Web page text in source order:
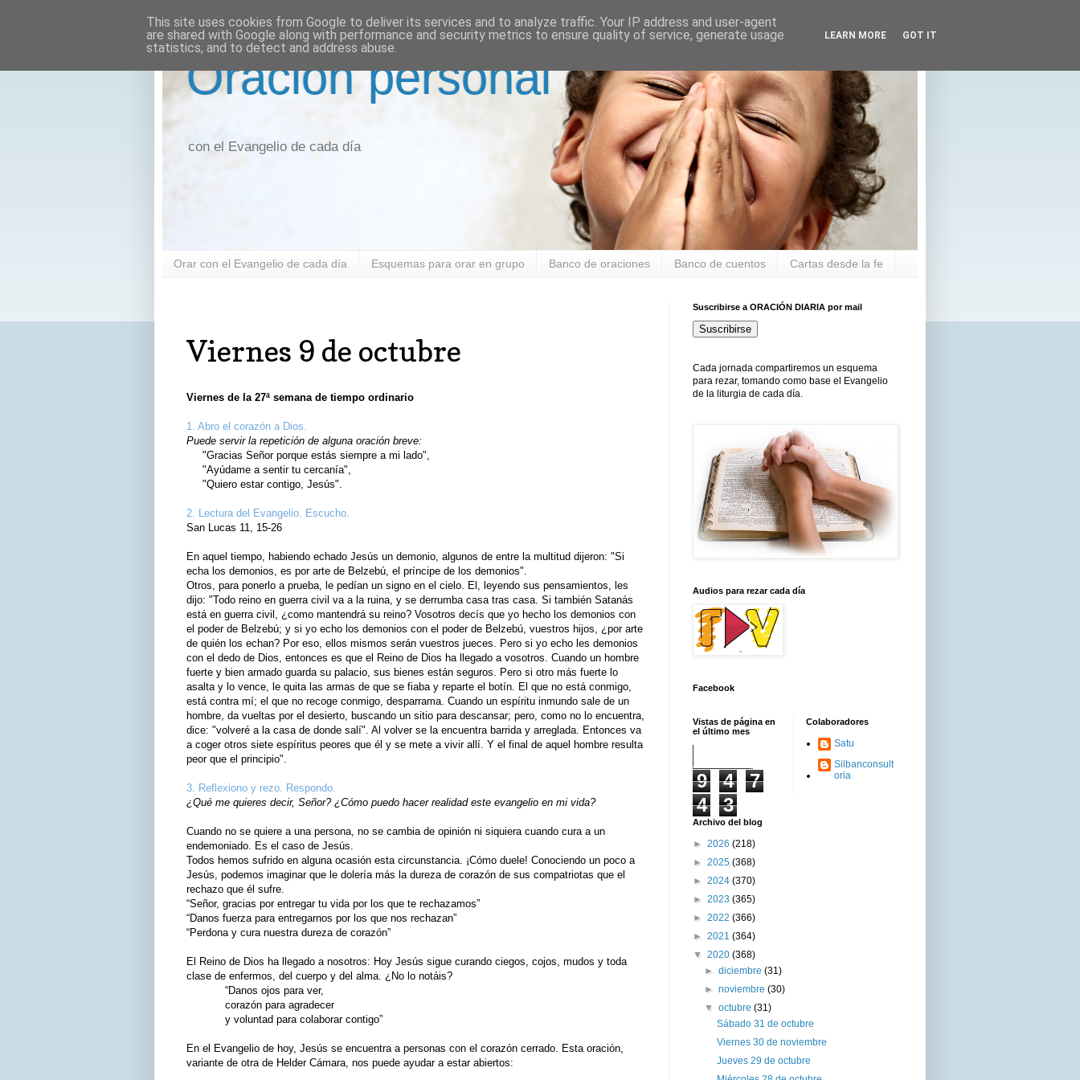
Oración personal
con el Evangelio de cada día
Orar con el Evangelio de cada día Esquemas para orar en grupo Banco de oraciones Banco de cuentos Cartas desde la fe
Viernes 9 de octubre
Viernes de la 27ª semana de tiempo ordinario
1. Abro el corazón a Dios.
Puede servir la repetición de alguna oración breve:
"Gracias Señor porque estás siempre a mi lado",
"Ayúdame a sentir tu cercanía",
"Quiero estar contigo, Jesús".
2. Lectura del Evangelio. Escucho.
San Lucas 11, 15-26
En aquel tiempo, habiendo echado Jesús un demonio, algunos de entre la multitud dijeron: "Si
echa los demonios, es por arte de Belzebú, el príncipe de los demonios".
Otros, para ponerlo a prueba, le pedían un signo en el cielo. El, leyendo sus pensamientos, les
dijo: "Todo reino en guerra civil va a la ruina, y se derrumba casa tras casa. Si también Satanás
está en guerra civil, ¿como mantendrá su reino? Vosotros decís que yo hecho los demonios con
el poder de Belzebú; y si yo echo los demonios con el poder de Belzebú, vuestros hijos, ¿por arte
de quién los echan? Por eso, ellos mismos serán vuestros jueces. Pero si yo echo les demonios
con el dedo de Dios, entonces es que el Reino de Dios ha llegado a vosotros. Cuando un hombre
fuerte y bien armado guarda su palacio, sus bienes están seguros. Pero si otro más fuerte lo
asalta y lo vence, le quita las armas de que se fiaba y reparte el botín. El que no está conmigo,
está contra mí; el que no recoge conmigo, desparrama. Cuando un espíritu inmundo sale de un
hombre, da vueltas por el desierto, buscando un sitio para descansar; pero, como no lo encuentra,
dice: "volveré a la casa de donde salí". Al volver se la encuentra barrida y arreglada. Entonces va
a coger otros siete espíritus peores que él y se mete a vivir allí. Y el final de aquel hombre resulta
peor que el principio".
3. Reflexiono y rezo. Respondo.
¿Qué me quieres decir, Señor? ¿Cómo puedo hacer realidad este evangelio en mi vida?
Cuando no se quiere a una persona, no se cambia de opinión ni siquiera cuando cura a un
endemoniado. Es el caso de Jesús.
Todos hemos sufrido en alguna ocasión esta circunstancia. ¡Cómo duele! Conociendo un poco a
Jesús, podemos imaginar que le dolería más la dureza de corazón de sus compatriotas que el
rechazo que él sufre.
“Señor, gracias por entregar tu vida por los que te rechazamos”
“Danos fuerza para entregarnos por los que nos rechazan”
“Perdona y cura nuestra dureza de corazón”
El Reino de Dios ha llegado a nosotros: Hoy Jesús sigue curando ciegos, cojos, mudos y toda
clase de enfermos, del cuerpo y del alma. ¿No lo notáis?
“Danos ojos para ver,
corazón para agradecer
y voluntad para colaborar contigo”
En el Evangelio de hoy, Jesús se encuentra a personas con el corazón cerrado. Esta oración,
variante de otra de Helder Cámara, nos puede ayudar a estar abiertos:
Suscribirse a ORACIÓN DIARIA por mail
Suscribirse
Cada jornada compartiremos un esquema
para rezar, tomando como base el Evangelio
de la liturgia de cada día.
Audios para rezar cada día
Facebook
Vistas de página en
el último mes
9 4
7
4
3
Colaboradores
Satu
Silbanconsult
oria
Archivo del blog
► 2026 (218)
► 2025 (368)
► 2024 (370)
► 2023 (365)
► 2022 (366)
► 2021 (364)
▼ 2020 (368)
►diciembre(31)
►noviembre(30)
▼octubre(31)
Sábado 31 de octubre
Viernes 30 de noviembre
Jueves 29 de octubre
This site uses cookies from Google to deliver its services and to analyze traffic. Your IP address and user-agent
are shared with Google along with performance and security metrics to ensure quality of service, generate usage
statistics, and to detect and address abuse.
LEARN MORE GOT IT